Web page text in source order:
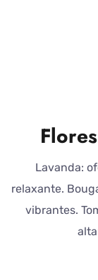
Lavanda:
relaxante.
vibrantes.